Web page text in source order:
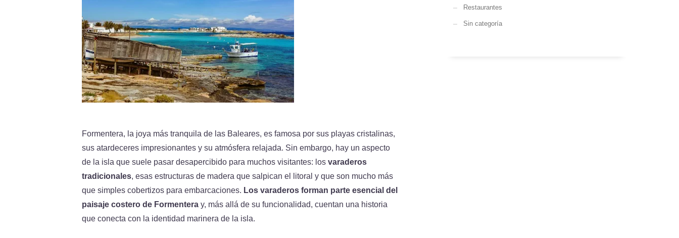
Formentera, la joya más tranquila de las Baleares, es famosa por sus playas cristalinas,
sus atardeceres impresionantes y su atmósfera relajada. Sin embargo, hay un aspecto
de la isla que suele pasar desapercibido para muchos visitantes: los varaderos
tradicionales, esas estructuras de madera que salpican el litoral y que son mucho más
que simples cobertizos para embarcaciones. Los varaderos forman parte esencial del
paisaje costero de Formentera y, más allá de su funcionalidad, cuentan una historia
que conecta con la identidad marinera de la isla.
Restaurantes
Sin categoría